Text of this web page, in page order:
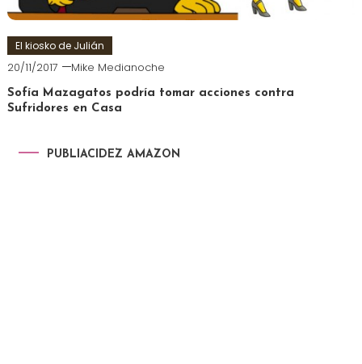
El kiosko de Julián
20/11/2017 Mike Medianoche
Sofía Mazagatos podría tomar acciones contra
Sufridores en Casa
PUBLIACIDEZ AMAZON